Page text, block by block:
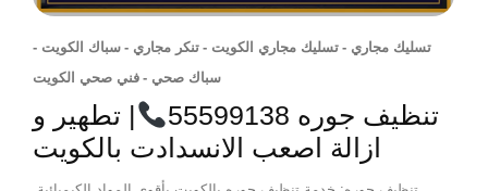
تسليك مجاري - تسليك مجاري الكويت - تنكر مجاري - سباك الكويت -
سباك صحي - فني صحي الكويت
تنظيف جوره 55599138
| تطهير و
ازالة اصعب الانسدادت بالكويت